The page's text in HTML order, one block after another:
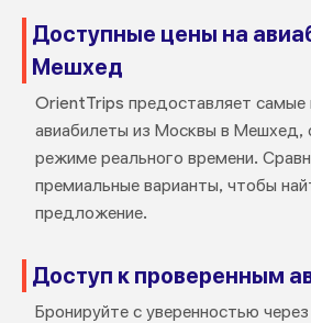
Доступные цены на
Мешхед
OrientTrips предоставляет самые
авиабилеты из Москвы в Мешхед,
режиме реального времени.
премиальные варианты, чтобы
предложение.
Доступ к проверенным
Бронируйте с уверенностью